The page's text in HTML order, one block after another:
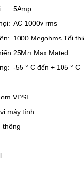
5Amp
AC 1000v rms
1000 Megohms Tối
25M∩ Max Mated
-55 ° C đến + 105 ° C
VDSL
máy tính
thông